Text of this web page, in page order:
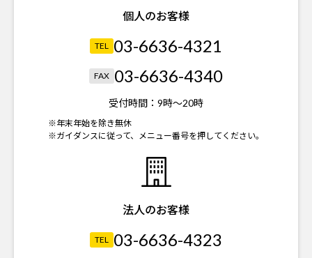
個人のお客様
TEL 03-6636-4321
FAX 03-6636-4340
受付時間： 9時～20時
※年末年始を除き無休
※ガイダンスに従って、メニュー番号を押してください。
法人のお客様
TEL 03-6636-4323